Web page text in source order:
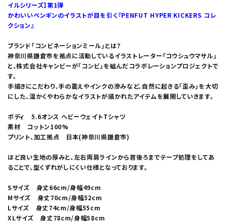
イルシリーズ】第1弾
かわいいペンギンのイラストが目を引く『PENFUT HYPER KICKERS コレ
クション』
ブランド「コンビネーションミール」とは？
神奈川県鎌倉市を拠点に活動しているイラストレーター「コウシュウマサル」
と、株式会社キャンビーが「コンビ」を組んだコラボレーションプロジェクトで
す。
手描きにこだわり、手の震えやインクの滲みなど、自然に起きる「歪み」を大切
にした、温かくやわらかなイラストが描かれたアイテムを展開していきます。
ボディ 5.6オンス ヘビーウェイトTシャツ
素材 コットン100%
プリント、加工拠点 日本(神奈川県鎌倉市)
ほど良い生地の厚みと、左右両肩ラインから首後ろまでテープ処理をしてあ
ることで、型くずれがしにくい仕様となっております。
Sサイズ 身丈66cm/身幅49cm
Mサイズ 身丈70cm/身幅52cm
Lサイズ 身丈74cm/身幅55cm
XLサイズ 身丈78cm/身幅58cm